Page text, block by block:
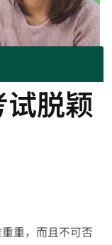
脱颖
重，而且不可否